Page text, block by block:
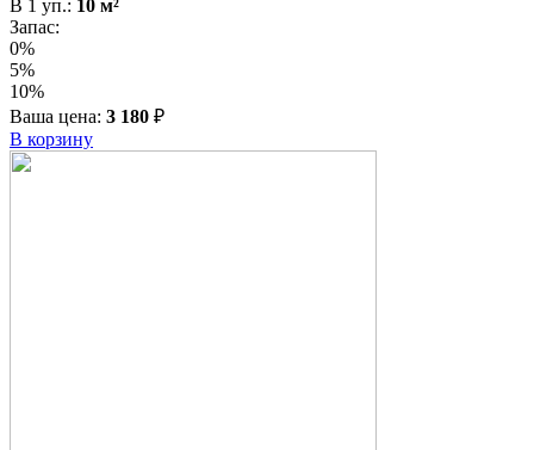
В 1 уп.: 10 м²
Запас:
0%
5%
10%
Ваша цена: 3 180 ₽
В корзину